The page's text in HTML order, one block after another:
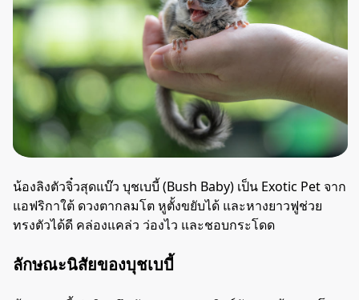
น้องลิงตัวจิ๋วสุดแบ๊ว บุชเบบี้ (Bush Baby) เป็น Exotic Pet จาก
แอฟริกาใต้ ดวงตากลมโต หูตั้งขยับได้ และหางยาวฟูช่วย
ทรงตัวได้ดี คล่องแคล่ว ว่องไว และชอบกระโดด
ลักษณะนิสัยของบุชเบบี้